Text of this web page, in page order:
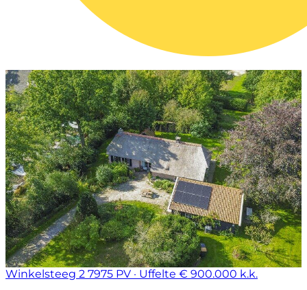
Winkelsteeg 2 7975 PV · Uffelte € 900.000 k.k.